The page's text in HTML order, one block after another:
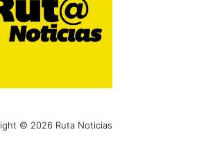
© 2026 Ruta Noticias